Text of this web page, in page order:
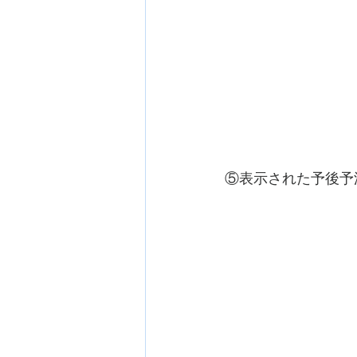
⑤表示された予後予